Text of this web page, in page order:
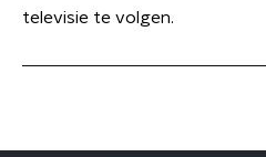
televisie te volgen.